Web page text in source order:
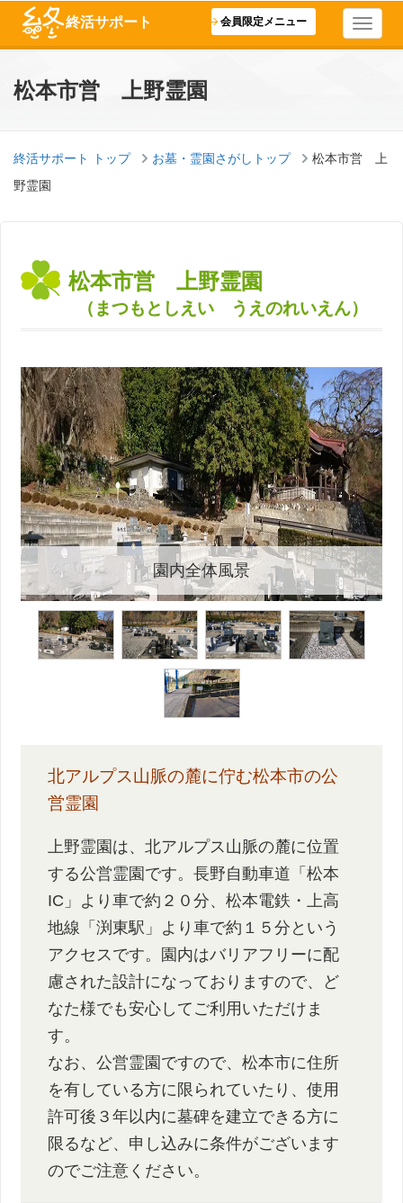
終活サポート 会員限定メニュー
松本市営 上野霊園
終活サポート トップ お墓・霊園さがしトップ
松本市営 上
野霊園
松本市営 上野霊園
（まつもとしえい うえのれいえん）
園内全体風景
北アルプス山脈の麓に佇む松本市の公
営霊園
上野霊園は、北アルプス山脈の麓に位置
する公営霊園です。長野自動車道「松本
IC」より車で約２０分、松本電鉄・上高
地線「渕東駅」より車で約１５分という
アクセスです。園内はバリアフリーに配
慮された設計になっておりますので、ど
なた様でも安心してご利用いただけま
す。
なお、公営霊園ですので、松本市に住所
を有している方に限られていたり、使用
許可後３年以内に墓碑を建立できる方に
限るなど、申し込みに条件がございます
のでご注意ください。